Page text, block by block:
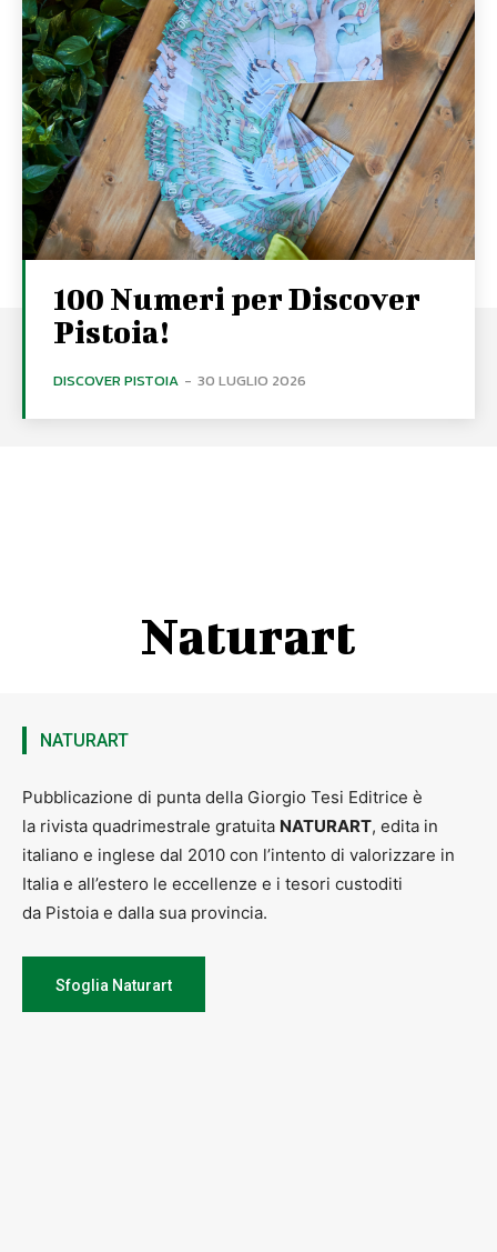
100 Numeri per Discover
Pistoia!
DISCOVER PISTOIA - 30 LUGLIO 2026
Naturart
NATURART
Pubblicazione di punta della Giorgio Tesi Editrice è
la rivista quadrimestrale gratuita NATURART, edita in
italiano e inglese dal 2010 con l’intento di valorizzare in
Italia e all’estero le eccellenze e i tesori custoditi
da Pistoia e dalla sua provincia.
Sfoglia Naturart